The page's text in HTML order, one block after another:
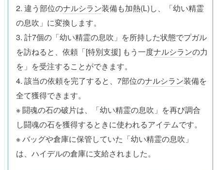
2. 違う部位のナルシラン装備も加熱(L)し、「幼い精霊
の息吹」に変換します。
3. 計7個の「幼い精霊の息吹」を所持した状態でプガル
を訪ねると、依頼「[特別支援] もう一度ナルシランの力
を」を受注することができます。
4. 該当の依頼を完了すると、7部位のナルシラン装備を
全て獲得できます。
※ 闘魂の石の破片は、「幼い精霊の息吹」を再び調合
し闘魂の石を獲得するときに使われるアイテムです。
※ バッグや倉庫に保管していた「幼い精霊の息吹」
は、ハイデルの倉庫に支給されました。